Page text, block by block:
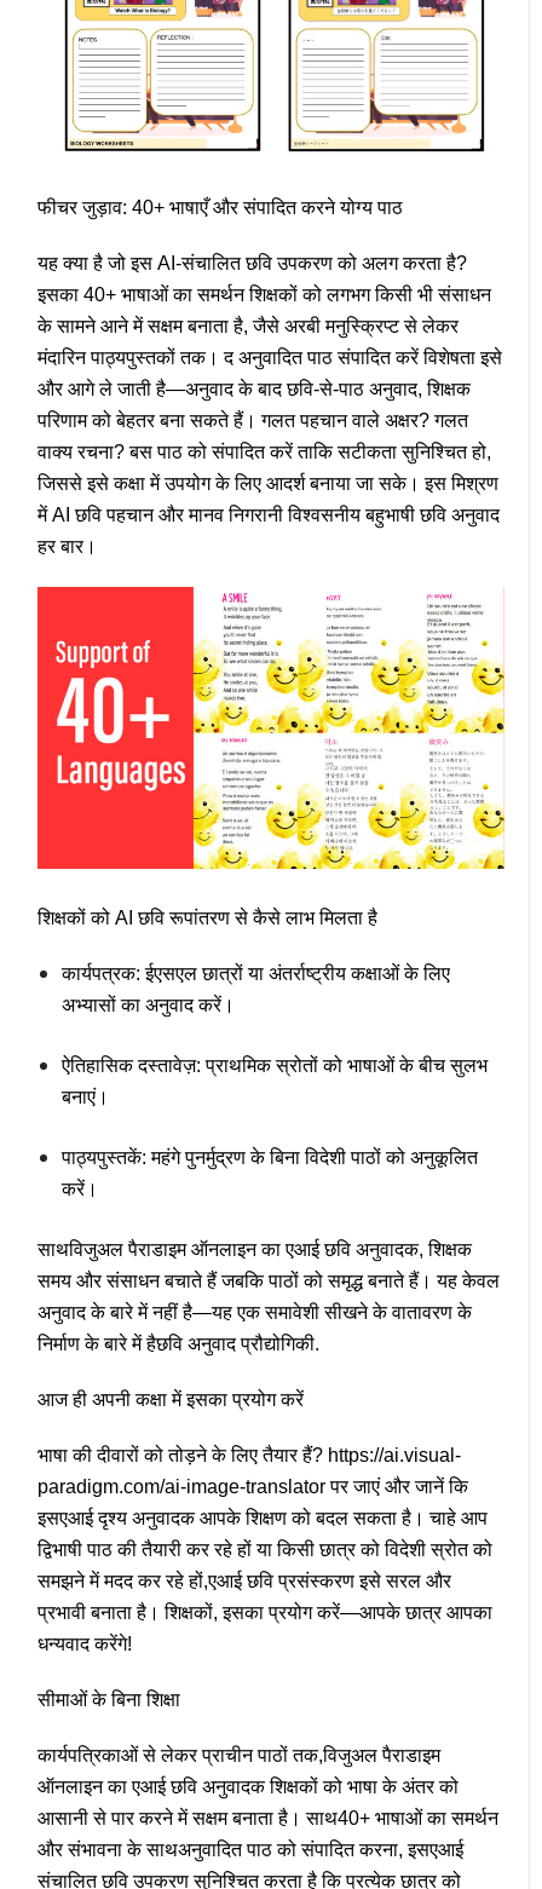
फीचर जुड़ाव: 40+ भाषाएँ और संपादित करने योग्य पाठ
यह क्या है जो इसAI-संचालित छवि उपकरणको अलग करता है?
इसका40+ भाषाओं का समर्थनशिक्षकों को लगभग किसी भी संसाधन
के सामने आने में सक्षम बनाता है, जैसे अरबी मनुस्क्रिप्ट से लेकर
मंदारिन पाठ्यपुस्तकों तक। दअनुवादित पाठ संपादित करेंविशेषता इसे
और आगे ले जाती है—अनुवाद के बादछवि-से-पाठ अनुवाद, शिक्षक
परिणाम को बेहतर बना सकते हैं। गलत पहचान वाले अक्षर? गलत
वाक्य रचना? बस पाठ को संपादित करें ताकि सटीकता सुनिश्चित हो,
जिससे इसे कक्षा में उपयोग के लिए आदर्श बनाया जा सके। इस मिश्रण
मेंAI छवि पहचानऔर मानव निगरानी विश्वसनीयबहुभाषी छवि अनुवाद
हर बार।
शिक्षकों को AI छवि रूपांतरण से कैसे लाभ मिलता है
कार्यपत्रक: ईएसएल छात्रों या अंतर्राष्ट्रीय कक्षाओं के लिए
अभ्यासों का अनुवाद करें।
ऐतिहासिक दस्तावेज़: प्राथमिक स्रोतों को भाषाओं के बीच सुलभ
बनाएं।
पाठ्यपुस्तकें: महंगे पुनर्मुद्रण के बिना विदेशी पाठों को अनुकूलित
करें।
साथविजुअल पैराडाइम ऑनलाइन का एआई छवि अनुवादक, शिक्षक
समय और संसाधन बचाते हैं जबकि पाठों को समृद्ध बनाते हैं। यह केवल
अनुवाद के बारे में नहीं है—यह एक समावेशी सीखने के वातावरण के
निर्माण के बारे में हैछवि अनुवाद प्रौद्योगिकी.
आज ही अपनी कक्षा में इसका प्रयोग करें
भाषा की दीवारों को तोड़ने के लिए तैयार हैं? https://ai.visual-
paradigm.com/ai-image-translator पर जाएं और जानें कि
इसएआई दृश्य अनुवादकआपके शिक्षण को बदल सकता है। चाहे आप
द्विभाषी पाठ की तैयारी कर रहे हों या किसी छात्र को विदेशी स्रोत को
समझने में मदद कर रहे हों,एआई छवि प्रसंस्करणइसे सरल और
प्रभावी बनाता है। शिक्षकों, इसका प्रयोग करें—आपके छात्र आपका
धन्यवाद करेंगे!
सीमाओं के बिना शिक्षा
कार्यपत्रिकाओं से लेकर प्राचीन पाठों तक,विजुअल पैराडाइम
ऑनलाइन का एआई छवि अनुवादकशिक्षकों को भाषा के अंतर को
आसानी से पार करने में सक्षम बनाता है। साथ40+ भाषाओं का समर्थन
और संभावना के साथअनुवादित पाठ को संपादित करना, इसएआई
संचालित छवि उपकरणसुनिश्चित करता है कि प्रत्येक छात्र को